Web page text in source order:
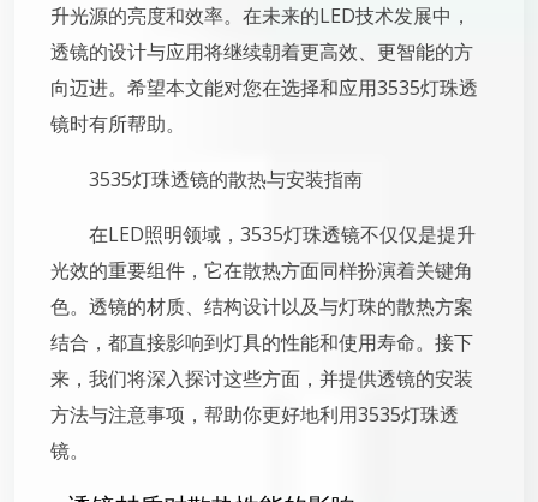
升光源的亮度和效率。在未来的LED技术发展中，
透镜的设计与应用将继续朝着更高效、更智能的方
向迈进。希望本文能对您在选择和应用3535灯珠透
镜时有所帮助。
3535灯珠透镜的散热与安装指南
在LED照明领域，3535灯珠透镜不仅仅是提升
光效的重要组件，它在散热方面同样扮演着关键角
色。透镜的材质、结构设计以及与灯珠的散热方案
结合，都直接影响到灯具的性能和使用寿命。接下
来，我们将深入探讨这些方面，并提供透镜的安装
方法与注意事项，帮助你更好地利用3535灯珠透
镜。